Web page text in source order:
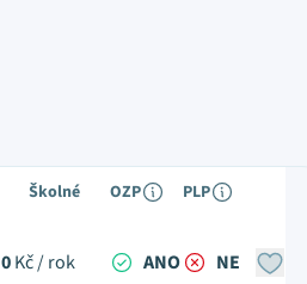
Školné OZP PLP
0Kč / rok ANO NE